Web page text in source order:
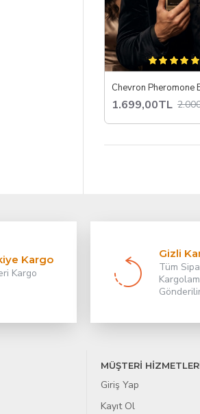
1.699,00TL
Kargo
Kargo
Gizli
Tüm
MÜŞTERİ
Giriş Yap
Kayıt Ol